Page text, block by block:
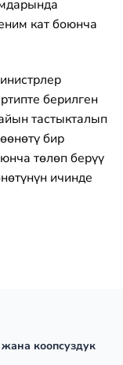
кат боюнча
берилген
тастыкталып
бир
төлөп берүү
ичинде
коопсуздук